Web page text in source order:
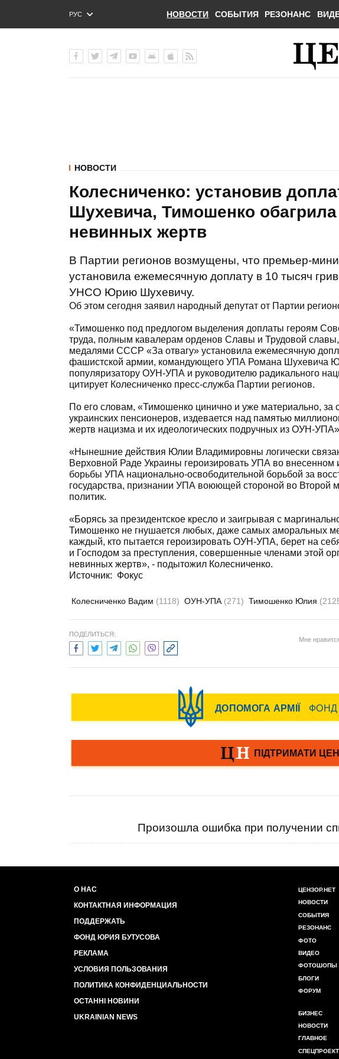
РУС
ENG
НОВОСТИ СОБЫТИЯ РЕЗОНАНС
НОВОСТИ
Колесниченко: установив
Шухевича, Тимошенко
невинных жертв
В Партии регионов возмущены, что премьер-
установила ежемесячную доплату в 10 тысяч
УНСО Юрию Шухевичу.
Об этом сегодня заявил народный депутат от Партии
«Тимошенко под предлогом выделения доплаты героям
труда, полным кавалерам орденов Славы и Трудовой
медалями СССР «За отвагу» установила ежемесячную
фашистской армии, командующего УПА Романа Шухевича
популяризатору ОУН-УПА и руководителю радикального
цитирует Колесниченко пресс-служба Партии регионов.
По его словам, «Тимошенко цинично и уже материально, за
украинских пенсионеров, издевается над памятью
жертв нацизма и их идеологических подручных из ОУН-
«Нынешние действия Юлии Владимировны логически
Верховной Раде Украины героизировать УПА во
борьбы УПА национально-освободительной борьбой за
государства, признании УПА воюющей стороной во Второй
политик.
«Борясь за президентское кресло и заигрывая с
Тимошенко не гнушается любых, даже самых аморальных
каждый, кто пытается героизировать ОУН-УПА, берет на
и Господом за преступления, совершенные членами этой
невинных жертв», - подытожил Колесниченко.
Источник: Фокус
Колесниченко Вадим (1118) ОУН-УПА (271) Тимошенко Юлия
ПОДЕЛИТЬСЯ:
Мне
Произошла ошибка при получении
О НАС
КОНТАКТНАЯ ИНФОРМАЦИЯ
ПОДДЕРЖАТЬ
ФОНД ЮРИЯ БУТУСОВА
РЕКЛАМА
УСЛОВИЯ ПОЛЬЗОВАНИЯ
ПОЛИТИКА КОНФИДЕНЦИАЛЬНОСТИ
ОСТАННІ НОВИНИ
UKRAINIAN NEWS
ЦЕНЗОР.НЕТ
НОВОСТИ
СОБЫТИЯ
РЕЗОНАНС
ФОТО
ВИДЕО
ФОТОШОПЫ
БЛОГИ
ФОРУМ
БИЗНЕС
НОВОСТИ
ГЛАВНОЕ